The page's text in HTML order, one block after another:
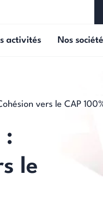
activités Nos
vers le CAP
:
le